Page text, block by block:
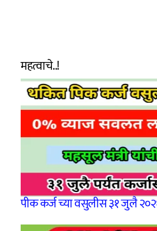
महत्वाचे..!
पीक कर्ज च्या वसुलीस ३१ जुलै